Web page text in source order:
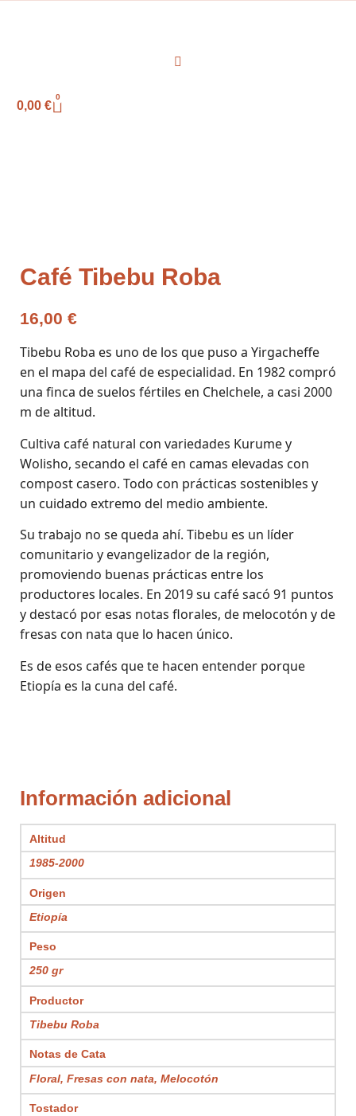
0,00 €
0
Café Tibebu Roba
16,00 €
Tibebu Roba es uno de los que puso a Yirgacheffe
en el mapa del café de especialidad. En 1982 compró
una finca de suelos fértiles en Chelchele, a casi 2000
m de altitud.
Cultiva café natural con variedades Kurume y
Wolisho, secando el café en camas elevadas con
compost casero. Todo con prácticas sostenibles y
un cuidado extremo del medio ambiente.
Su trabajo no se queda ahí. Tibebu es un líder
comunitario y evangelizador de la región,
promoviendo buenas prácticas entre los
productores locales. En 2019 su café sacó 91 puntos
y destacó por esas notas florales, de melocotón y de
fresas con nata que lo hacen único.
Es de esos cafés que te hacen entender porque
Etiopía es la cuna del café.
Información adicional
Altitud
1985-2000
Origen
Etiopía
Peso
250 gr
Productor
Tibebu Roba
Notas de Cata
Floral, Fresas con nata, Melocotón
Tostador